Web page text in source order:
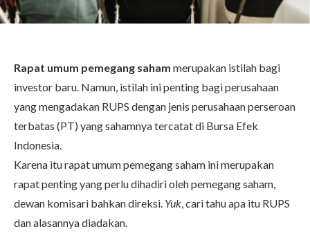
Rapat umum pemegang saham merupakan istilah bagi
investor baru. Namun, istilah ini penting bagi perusahaan
yang mengadakan RUPS dengan jenis perusahaan perseroan
terbatas (PT) yang sahamnya tercatat di Bursa Efek
Indonesia.
Karena itu rapat umum pemegang saham ini merupakan
rapat penting yang perlu dihadiri oleh pemegang saham,
dewan komisari bahkan direksi. Yuk, cari tahu apa itu RUPS
dan alasannya diadakan.